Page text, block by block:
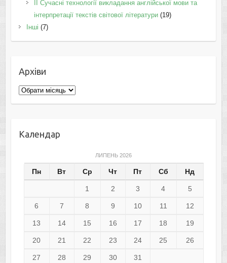
II Cучасні технології викладання англійської мови та
інтерпретації текстів світової літератури(19)
Інші (7)
Архіви
Архіви
Календар
ЛИПЕНЬ 2026
Пн Вт Ср Чт Пт Сб Нд
1 2 3 4 5
6 7 8 9 10 11 12
13 14 15 16 17 18 19
20 21 22 23 24 25 26
27 28 29 30
31